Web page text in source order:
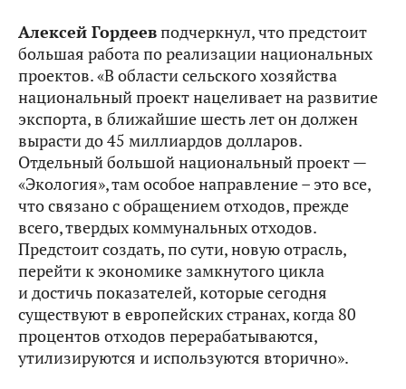
Алексей Гордеевподчеркнул, что предстоит
большая работа по реализации национальных
проектов. «В области сельского хозяйства
национальный проект нацеливает на развитие
экспорта, в ближайшие шесть лет он должен
вырасти до 45 миллиардов долларов.
Отдельный большой национальный проект —
«Экология», там особое направление – это все,
что связано с обращением отходов, прежде
всего, твердых коммунальных отходов.
Предстоит создать, по сути, новую отрасль,
перейти к экономике замкнутого цикла
и достичь показателей, которые сегодня
существуют в европейских странах, когда 80
процентов отходов перерабатываются,
утилизируются и используются вторично».